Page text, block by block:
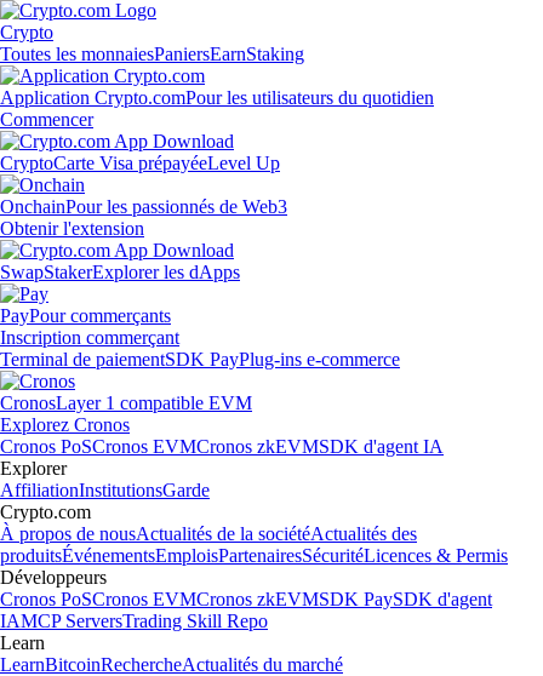
Crypto
Toutes les monnaiesPaniersEarnStaking
Application Crypto.comPour les utilisateurs du quotidien
Commencer
CryptoCarte Visa prépayéeLevel Up
OnchainPour les passionnés de Web3
Obtenir l'extension
SwapStakerExplorer les dApps
PayPour commerçants
Inscription commerçant
Terminal de paiementSDK PayPlug-ins e-commerce
CronosLayer 1 compatible EVM
Explorez Cronos
Cronos PoSCronos EVMCronos zkEVMSDK d'agent IA
Explorer
AffiliationInstitutionsGarde
Crypto.com
À propos de nousActualités de la sociétéActualités des
produitsÉvénementsEmploisPartenairesSécuritéLicences & Permis
Développeurs
Cronos PoSCronos EVMCronos zkEVMSDK PaySDK d'agent
IAMCP ServersTrading Skill Repo
Learn
LearnBitcoinRechercheActualités du marché